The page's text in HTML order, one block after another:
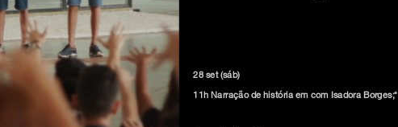
28 set (sáb)
11h Narração de história em com Isadora Borges;*